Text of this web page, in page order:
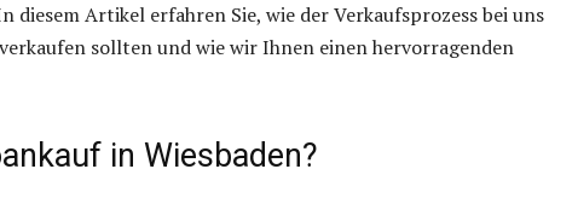
diesem Artikel erfahren Sie, wie der Verkaufsprozess bei uns
sollten und wie wir Ihnen einen hervorragenden
in Wiesbaden?